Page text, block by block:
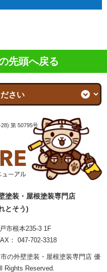
先頭へ戻る
第 50795号
塗装・屋根塗装専門店
とそう)
市根本235-3 1F
： 047-702-3318
の外壁塗装・屋根塗装専門店 優
Rights Reserved.